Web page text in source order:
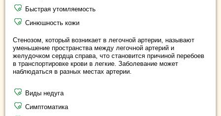
Быстрая утомляемость
Синюшность кожи
Стенозом, который возникает в легочной артерии, называют
уменьшение пространства между легочной артерий и
желудочком сердца справа, что становится причиной перебоев
в транспортировке крови в легкие. Заболевание может
наблюдаться в разных местах артерии.
Виды недуга
Симптоматика